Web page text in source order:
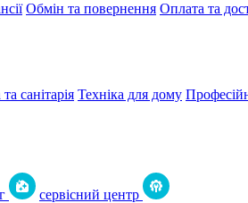
Обмін та повернення Оплата та
та санітарія Техніка для дому
сервісний центр